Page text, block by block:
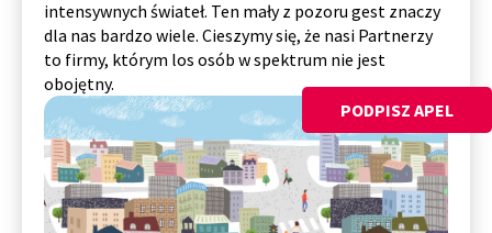
PODPISZ APEL
intensywnych świateł. Ten mały z pozoru gest znaczy
dla nas bardzo wiele. Cieszymy się, że nasi Partnerzy
to firmy, którym los osób w spektrum nie jest
obojętny.